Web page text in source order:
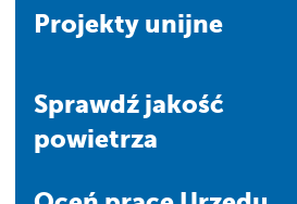
Projekty unijne
Sprawdź jakość
powietrza